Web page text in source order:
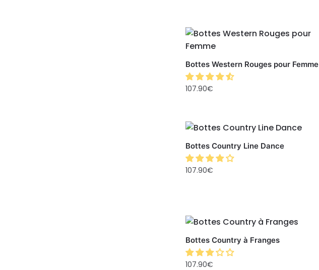
Bottes Western Rouges pour Femme
107.90€
Bottes Country Line Dance
107.90€
Bottes Country à Franges
107.90€